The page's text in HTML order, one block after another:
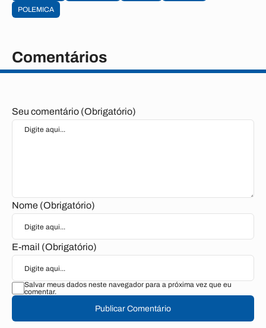
POLEMICA
Comentários
Seu comentário (Obrigatório)
Nome (Obrigatório)
E-mail (Obrigatório)
Salvar meus dados neste navegador para a próxima vez que eu
comentar.
Publicar Comentário